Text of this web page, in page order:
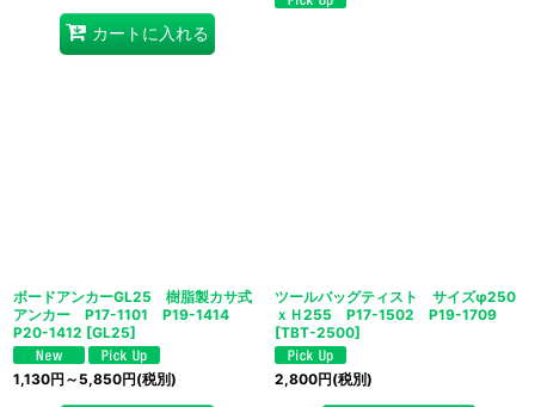
カートに入れる
ボードアンカーGL25 樹脂製カサ式
アンカー P17-1101 P19-1414
P20-1412 [GL25]
1,130円 ～5,850円(税別)
ツールバッグティスト サイズφ250
ｘＨ255 P17-1502 P19-1709
[TBT-2500]
2,800円(税別)